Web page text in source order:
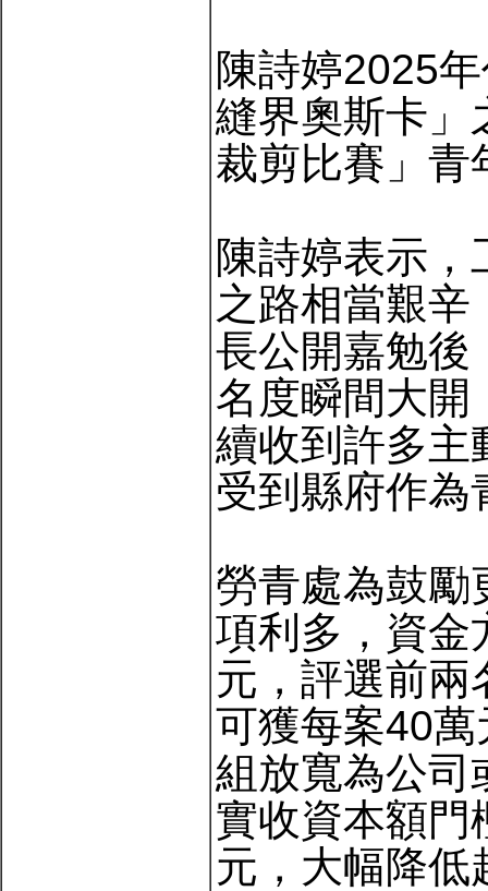
陳詩婷2025
縫界奧斯卡」
裁剪比賽」青
陳詩婷表示
之路相當艱
長公開嘉勉後
名度瞬間大開
續收到許多主
受到縣府作為
勞青處為鼓勵
項利多，資金
元，評選前兩
可獲每案40
組放寬為公司
實收資本額門
元，大幅降低